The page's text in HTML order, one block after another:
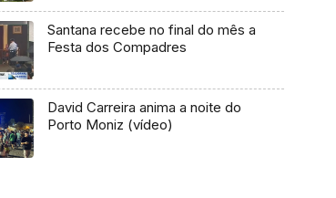
Santana recebe no final do mês a
Festa dos Compadres
David Carreira anima a noite do
Porto Moniz (vídeo)